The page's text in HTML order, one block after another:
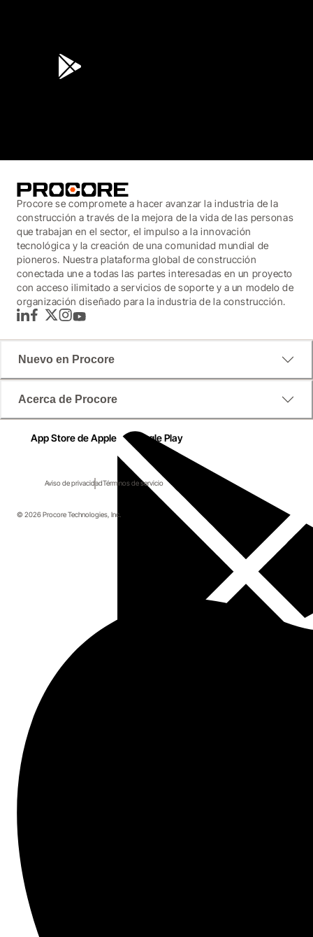
Procore se compromete a hacer avanzar la industria de la
construcción a través de la mejora de la vida de las personas
que trabajan en el sector, el impulso a la innovación
tecnológica y la creación de una comunidad mundial de
pioneros. Nuestra plataforma global de construcción
conectada une a todas las partes interesadas en un proyecto
con acceso ilimitado a servicios de soporte y a un modelo de
organización diseñado para la industria de la construcción.
LinkedInFacebook
TwitterInstagram
YouTube
Nuevo en Procore
Acerca de Procore
App Store de Apple Google Play
Aviso de privacidadTérminos de servicio
© 2026 Procore Technologies, Inc.